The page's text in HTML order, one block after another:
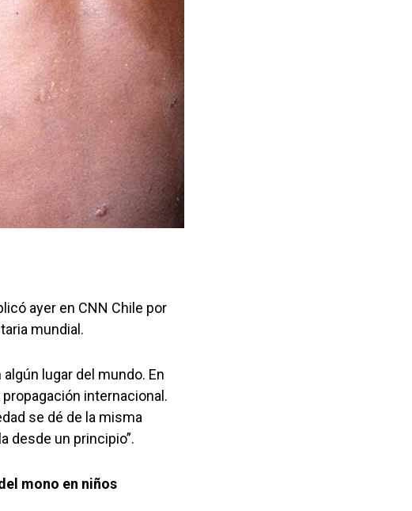
ayer en CNN Chile por
mundial.
lugar del mundo. En
internacional.
se dé de la misma
desde un principio”.
mono en niños